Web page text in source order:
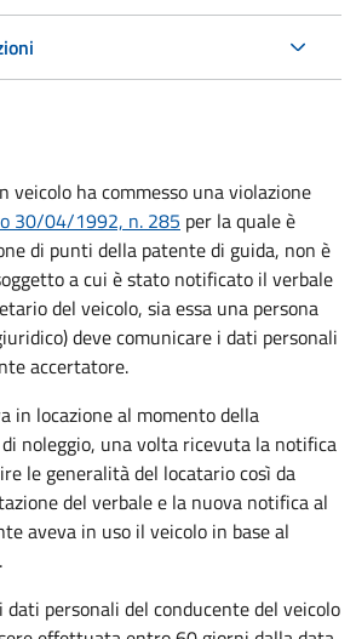
veicolo ha commesso una violazione
30/04/1992, n. 285 per la quale è
di punti della patente di guida, non è
a cui è stato notificato il verbale
del veicolo, sia essa una persona
deve comunicare i dati personali
accertatore.
in locazione al momento della
noleggio, una volta ricevuta la notifica
le generalità del locatario così da
del verbale e la nuova notifica al
aveva in uso il veicolo in base al
dati personali del conducente del veicolo